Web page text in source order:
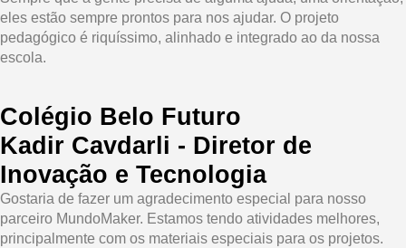
eles estão sempre prontos para nos ajudar. O projeto
pedagógico é riquíssimo, alinhado e integrado ao da nossa
escola.
Colégio Belo Futuro
Kadir Cavdarli - Diretor de
Inovação e Tecnologia
Gostaria de fazer um agradecimento especial para nosso
parceiro MundoMaker. Estamos tendo atividades melhores,
principalmente com os materiais especiais para os projetos.